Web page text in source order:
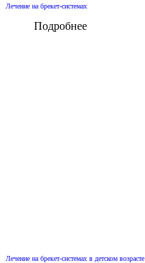
Лечение на брекет-системах
Подробнее
Лечение на брекет-системах в детском возрасте